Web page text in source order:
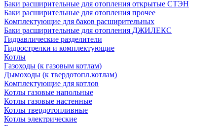
Баки расширительные для отопления открытые СТЭН
Баки расширительные для отопления прочее
Комплектующие для баков расширительных
Баки расширительные для отопления ДЖИЛЕКС
Гидравлические разделители
Гидрострелки и комплектующие
Котлы
Газоходы (к газовым котлам)
Дымоходы (к твердотопл.котлам)
Комплектующие для котлов
Котлы газовые напольные
Котлы газовые настенные
Котлы твердотопливные
Котлы электрические